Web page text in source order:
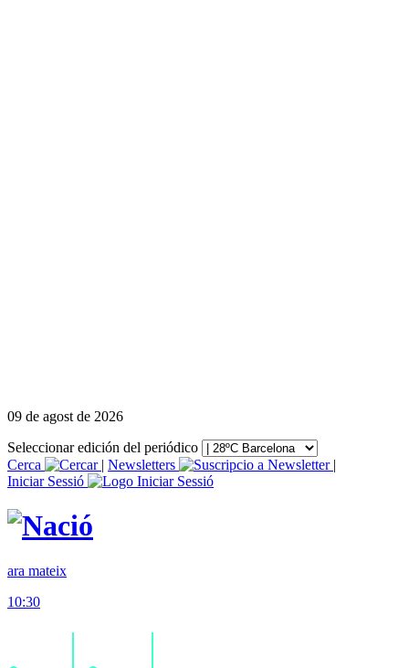
09 de agost de 2026
Seleccionar edición del periódico
Cerca
| Newsletters
|
Iniciar Sessió
ara mateix
10:30